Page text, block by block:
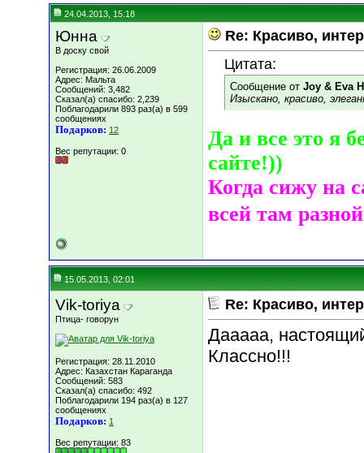
24.04.2013, 15:18
Юнна
В доску свой
Регистрация: 26.06.2009
Адрес: Мальта
Сообщений: 3,482
Сказал(а) спасибо: 2,239
Поблагодарили 893 раз(а) в 599
сообщениях
Подарков: 12
Вес репутации: 0
Re: Красиво,
Цитата:
Сообщение от Joy & Eva
Изыскано, красиво,
Да и все это я
сайте!))
Когда сижу на
всей там
15.05.2013, 02:01
Vik-toriya
Птица- говорун
Регистрация: 28.11.2010
Адрес: Казахстан Караганда
Сообщений: 583
Сказал(а) спасибо: 492
Поблагодарили 194 раз(а) в 127
сообщениях
Подарков: 1
Вес репутации: 83
Re: Красиво,
Дааааа,
Классно!!!